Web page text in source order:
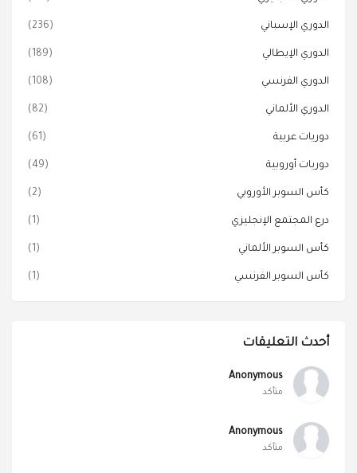
الدوري الإسباني (236)
الدوري الإيطالي (189)
الدوري الفرنسي (108)
الدوري الألماني (82)
دوريات عربية (61)
دوريات أوروبية (49)
كأس السوبر الأوروبي (2)
درع المجتمع الإنجليزي (1)
كأس السوبر الألماني (1)
كأس السوبر الفرنسي (1)
أحدث التعليقات
Anonymous
متأكد
Anonymous
متأكد